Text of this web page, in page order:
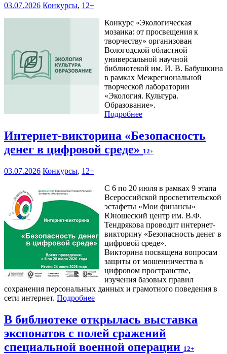
03.07.2026 Конкурсы, 12+
Конкурс «Экологическая
мозаика: от просвещения к
творчеству» организован
Вологодской областной
универсальной научной
библиотекой им. И. В. Бабушкина
в рамках Межрегиональной
творческой лаборатории
«Экология. Культура.
Образование».
Подробнее
Интернет-викторина «Безопасность
денег в цифровой среде» 12+
03.07.2026 Конкурсы, 12+
С 6 по 20 июля в рамках 9 этапа
Всероссийской просветительской
эстафеты «Мои финансы»
Юношеский центр им. В.Ф.
Тендрякова проводит интернет-
викторину «Безопасность денег в
цифровой среде».
Викторина посвящена вопросам
защиты от мошенничества в
цифровом пространстве,
изучения базовых правил
сохранения персональных данных и грамотного поведения в
сети интернет. Подробнее
В библиотеке открылась выставка
экспонатов с полей сражений
специальной военной операции 12+